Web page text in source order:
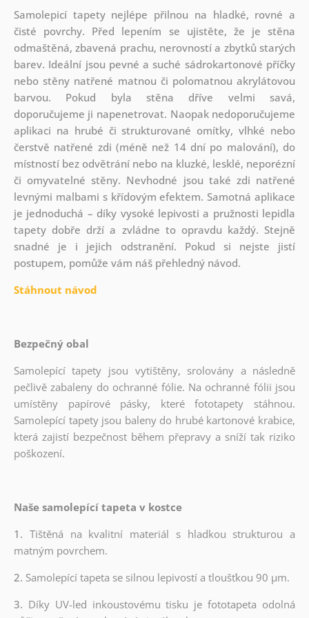
Samolepicí tapety nejlépe přilnou na hladké, rovné a
čisté povrchy. Před lepením se ujistěte, že je stěna
odmaštěná, zbavená prachu, nerovností a zbytků starých
barev. Ideální jsou pevné a suché sádrokartonové příčky
nebo stěny natřené matnou či polomatnou akrylátovou
barvou. Pokud byla stěna dříve velmi savá,
doporučujeme ji napenetrovat. Naopak nedoporučujeme
aplikaci na hrubé či strukturované omítky, vlhké nebo
čerstvě natřené zdi (méně než 14 dní po malování), do
místností bez odvětrání nebo na kluzké, lesklé, neporézní
či omyvatelné stěny. Nevhodné jsou také zdi natřené
levnými malbami s křídovým efektem. Samotná aplikace
je jednoduchá – díky vysoké lepivosti a pružnosti lepidla
tapety dobře drží a zvládne to opravdu každý. Stejně
snadné je i jejich odstranění. Pokud si nejste jistí
postupem, pomůže vám náš přehledný návod.
Stáhnout návod
Bezpečný obal
Samolepící tapety jsou vytištěny, srolovány a následně
pečlivě zabaleny do ochranné fólie. Na ochranné fólii jsou
umístěny papírové pásky, které fototapety stáhnou.
Samolepící tapety jsou baleny do hrubé kartonové krabice,
která zajistí bezpečnost během přepravy a sníží tak riziko
poškození.
Naše samolepící tapeta v kostce
1. Tištěná na kvalitní materiál s hladkou strukturou a
matným povrchem.
2. Samolepící tapeta se silnou lepivostí a tloušťkou 90 µm.
3. Díky UV-led inkoustovému tisku je fototapeta odolná